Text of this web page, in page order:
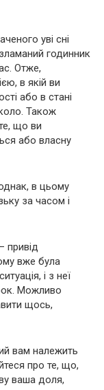
уві сні
годинник
Отже,
в якій ви
або в стані
Також
що ви
або власну
в цьому
за часом і
привід
вже була
і з неї
Можливо
щось,
вам належить
про те, що,
ваша доля,